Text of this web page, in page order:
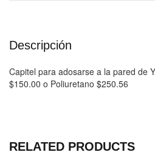
Descripción
Capitel para adosarse a la pared de
$150.00 o Poliuretano $250.56
RELATED PRODUCTS